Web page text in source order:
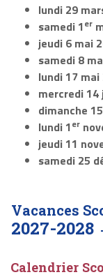
lundi 29
samedi 1er
jeudi 6 mai
samedi 8
lundi 17 mai
mercredi
dimanche
lundi 1er
jeudi 11
samedi 25
Vacances
2027-2028
Calendrier